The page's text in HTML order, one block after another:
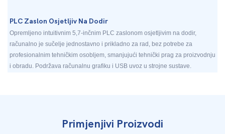
PLC Zaslon Osjetljiv Na Dodir
Opremljeno intuitivnim 5,7-inčnim PLC zaslonom osjetljivim na dodir,
računalno je sučelje jednostavno i prikladno za rad, bez potrebe za
profesionalnim tehničkim osobljem, smanjujući tehnički prag za proizvodnju
i obradu. Podržava računalnu grafiku i USB uvoz u strojne sustave.
Primjenjivi Proizvodi